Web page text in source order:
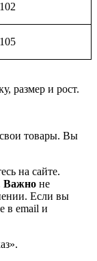
102
105
размер и рост.
товары. Вы
на сайте.
Важно не
Если вы
в email и